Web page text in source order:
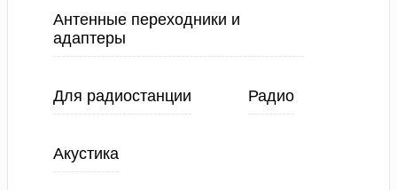
Антенные переходники и
адаптеры
Для радиостанции Радио
Акустика